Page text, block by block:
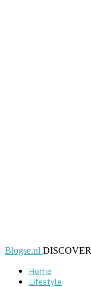
Blogse.nl
Home
Lifestyle